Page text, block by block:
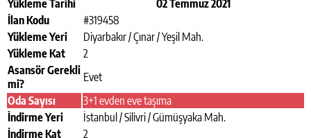
Yükleme Tarihi
02 Temmuz 2021
İlan Kodu
#319458
Yükleme Yeri
Diyarbakır / Çınar / Yeşil Mah.
Yükleme Kat
2
Asansör Gerekli
mi?
Evet
Oda Sayısı
3+1 evden eve taşıma
İndirme Yeri
İstanbul / Silivri / Gümüşyaka Mah.
İndirme Kat
2